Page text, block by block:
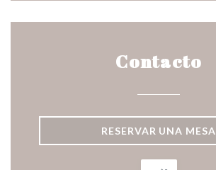
Contacto
RESERVAR UNA MESA